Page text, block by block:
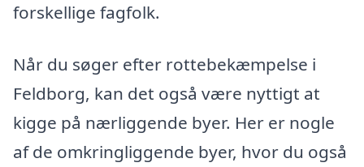
forskellige fagfolk.
Når du søger efter rottebekæmpelse i
Feldborg, kan det også være nyttigt at
kigge på nærliggende byer. Her er nogle
af de omkringliggende byer, hvor du også